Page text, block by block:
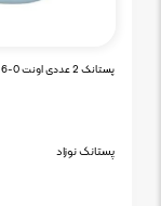
پستانک 2 عددی اونت 0-6 ماه | طرح رنگین کمان
پستانک نوزاد